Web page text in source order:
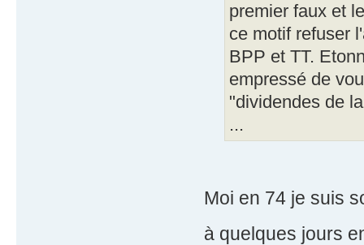
premier faux et
ce motif refuser
BPP et TT.
empressé de
"dividendes de
...
Moi en 74 je suis
à quelques jours